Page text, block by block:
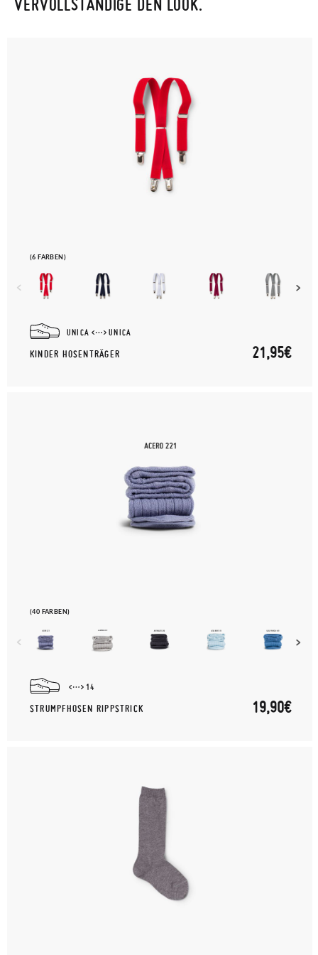
Bestellung für die gewünschte Größe oder den gewünschten
(6 FARBEN)
UNICA UNICA
KINDER HOSENTRÄGER 21,95€
(40 FARBEN)
14
STRUMPFHOSEN RIPPSTRICK 19,90€